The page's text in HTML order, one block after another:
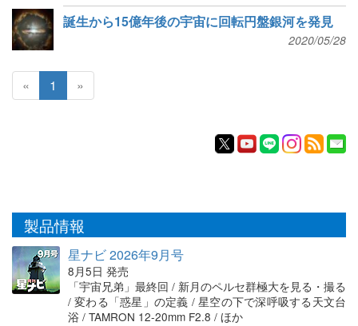
誕生から15億年後の宇宙に回転円盤銀河を発見
2020/05/28
« 1 »
製品情報
星ナビ 2026年9月号
8月5日 発売
「宇宙兄弟」最終回 / 新月のペルセ群極大を見る・撮る
/ 変わる「惑星」の定義 / 星空の下で深呼吸する天文台
浴 / TAMRON 12-20mm F2.8 / ほか